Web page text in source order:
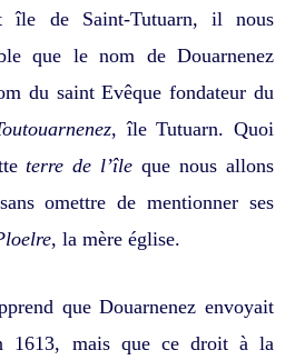
île de Saint-Tutuarn, il nous
que le nom de Douarnenez
du saint Evêque fondateur du
, île Tutuarn. Quoi
terre de l’île que nous allons
omettre de mentionner ses
, la mère église.
que Douarnenez envoyait
1613, mais que ce droit à la